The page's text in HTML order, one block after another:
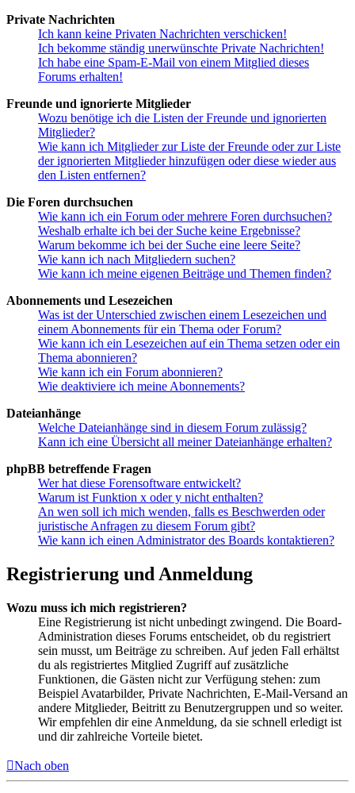
Private Nachrichten
Ich kann keine Privaten Nachrichten verschicken!
Ich bekomme ständig unerwünschte Private Nachrichten!
Ich habe eine Spam-E-Mail von einem Mitglied dieses
Forums erhalten!
Freunde und ignorierte Mitglieder
Wozu benötige ich die Listen der Freunde und ignorierten
Mitglieder?
Wie kann ich Mitglieder zur Liste der Freunde oder zur Liste
der ignorierten Mitglieder hinzufügen oder diese wieder aus
den Listen entfernen?
Die Foren durchsuchen
Wie kann ich ein Forum oder mehrere Foren durchsuchen?
Weshalb erhalte ich bei der Suche keine Ergebnisse?
Warum bekomme ich bei der Suche eine leere Seite?
Wie kann ich nach Mitgliedern suchen?
Wie kann ich meine eigenen Beiträge und Themen finden?
Abonnements und Lesezeichen
Was ist der Unterschied zwischen einem Lesezeichen und
einem Abonnements für ein Thema oder Forum?
Wie kann ich ein Lesezeichen auf ein Thema setzen oder ein
Thema abonnieren?
Wie kann ich ein Forum abonnieren?
Wie deaktiviere ich meine Abonnements?
Dateianhänge
Welche Dateianhänge sind in diesem Forum zulässig?
Kann ich eine Übersicht all meiner Dateianhänge erhalten?
phpBB betreffende Fragen
Wer hat diese Forensoftware entwickelt?
Warum ist Funktion x oder y nicht enthalten?
An wen soll ich mich wenden, falls es Beschwerden oder
juristische Anfragen zu diesem Forum gibt?
Wie kann ich einen Administrator des Boards kontaktieren?
Registrierung und Anmeldung
Wozu muss ich mich registrieren?
Eine Registrierung ist nicht unbedingt zwingend. Die Board-
Administration dieses Forums entscheidet, ob du registriert
sein musst, um Beiträge zu schreiben. Auf jeden Fall erhältst
du als registriertes Mitglied Zugriff auf zusätzliche
Funktionen, die Gästen nicht zur Verfügung stehen: zum
Beispiel Avatarbilder, Private Nachrichten, E-Mail-Versand an
andere Mitglieder, Beitritt zu Benutzergruppen und so weiter.
Wir empfehlen dir eine Anmeldung, da sie schnell erledigt ist
und dir zahlreiche Vorteile bietet.
Nach oben